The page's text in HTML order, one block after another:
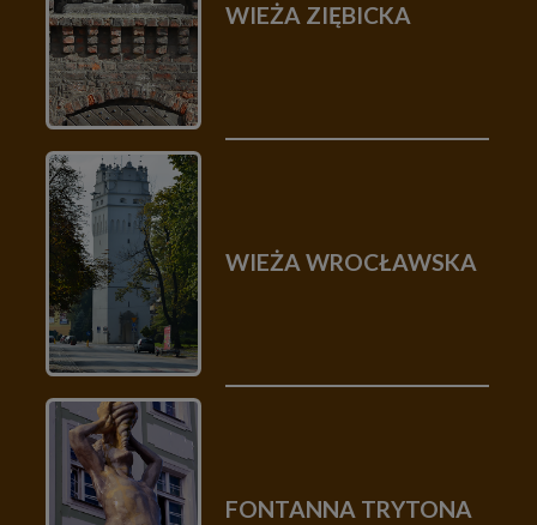
WIEŻA ZIĘBICKA
WIEŻA WROCŁAWSKA
FONTANNA TRYTONA